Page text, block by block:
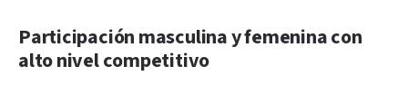
Participación masculina y femenina con
alto nivel competitivo